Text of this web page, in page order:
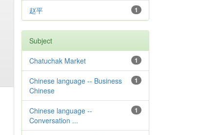
1
赵平
Subject
1
Chatuchak Market
1
Chinese language -- Business
Chinese
1
Chinese language --
Conversation ...